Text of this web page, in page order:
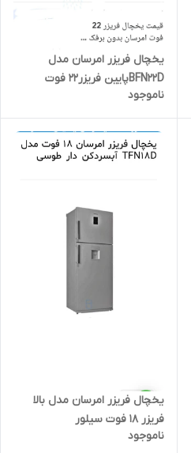
یخچال فریزر امرسان مدل
BFN22Dپایین فریزر22 فوت
تیتانیوم با آبریز
ناموجود
یخچال فریزر امرسان مدل بالا
فریزر 18 فوت سیلور
ناموجود